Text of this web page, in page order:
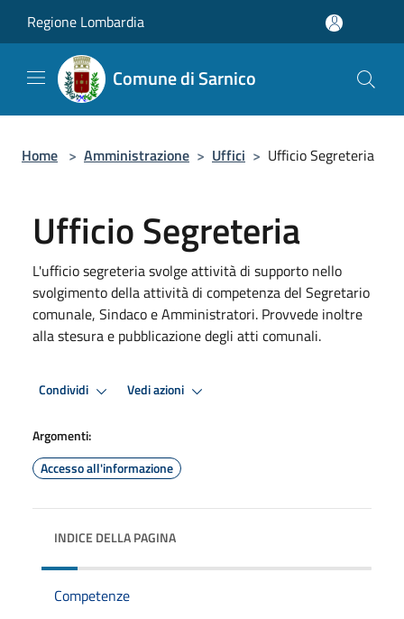
Regione Lombardia
Comune di Sarnico
Home > Amministrazione > Uffici > Ufficio Segreteria
Ufficio Segreteria
L'ufficio segreteria svolge attività di supporto nello
svolgimento della attività di competenza del Segretario
comunale, Sindaco e Amministratori. Provvede inoltre
alla stesura e pubblicazione degli atti comunali.
Condividi Vedi azioni
Argomenti:
Accesso all'informazione
INDICE DELLA PAGINA
Competenze